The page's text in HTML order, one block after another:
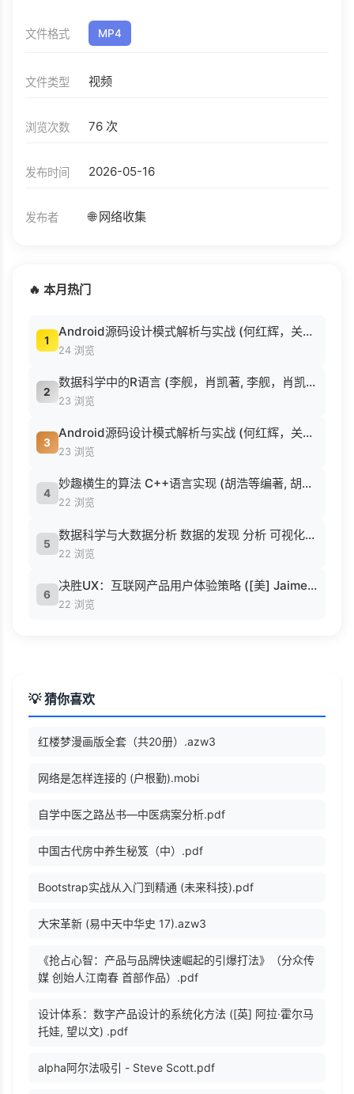
文件格式 MP4
文件类型 视频
浏览次数 76 次
发布时间 2026-05-16
发布者 🌐 网络收集
🔥 本月热门
1
Android源码设计模式解析与实战 (何红辉，关爱民著, 何红辉, 关爱民著, 何红辉, 关爱民).pdf
24 浏览
2
数据科学中的R语言 (李舰，肖凯著, 李舰，肖凯著；吴喜之审校, Pdg2Pic).pdf
23 浏览
3
Android源码设计模式解析与实战 (何红辉，关爱民著, 何红辉, 关爱民著, 何红辉, 关爱民).pdf
23 浏览
4
妙趣横生的算法 C++语言实现 (胡浩等编著, 胡浩等编著, 胡浩).pdf
22 浏览
5
数据科学与大数据分析 数据的发现 分析 可视化与表示 ( etc.).epub
22 浏览
6
决胜UX：互联网产品用户体验策略 ([美] Jaime Levy [[美] Jaime Levy]).epub
22 浏览
💡 猜你喜欢
红楼梦漫画版全套（共20册）.azw3
网络是怎样连接的 (户根勤).mobi
自学中医之路丛书—中医病案分析.pdf
中国古代房中养生秘笈（中）.pdf
Bootstrap实战从入门到精通 (未来科技).pdf
大宋革新 (易中天中华史 17).azw3
《抢占心智：产品与品牌快速崛起的引爆打法》（分众传
媒 创始人江南春 首部作品）.pdf
设计体系：数字产品设计的系统化方法 ([英] 阿拉·霍尔马
托娃, 望以文) .pdf
alpha阿尔法吸引 - Steve Scott.pdf